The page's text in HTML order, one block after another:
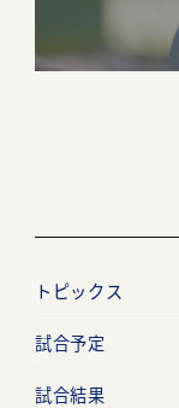
トピックス
試合予定
試合結果